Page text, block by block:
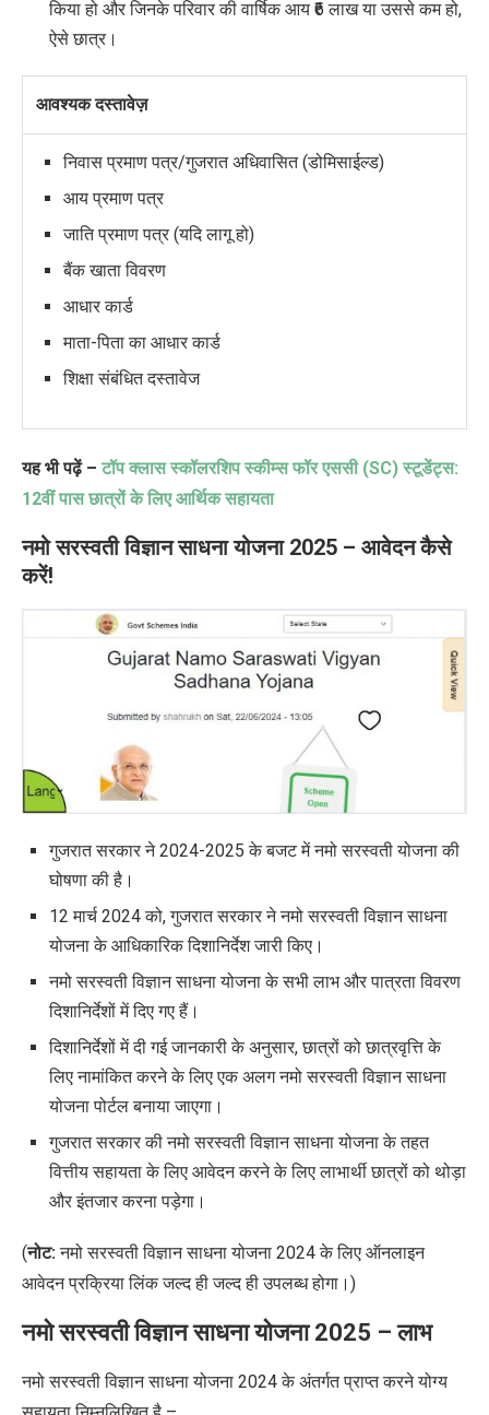
किया हो और जिनके परिवार की वार्षिक आय ₹6 लाख या उससे कम हो,
ऐसे छात्र।
आवश्यक दस्तावेज़
निवास प्रमाण पत्र/गुजरात अधिवासित (डोमिसाईल्ड)
आय प्रमाण पत्र
जाति प्रमाण पत्र (यदि लागू हो)
बैंक खाता विवरण
आधार कार्ड
माता-पिता का आधार कार्ड
शिक्षा संबंधित दस्तावेज
यह भी पढ़ें – टॉप क्लास स्कॉलरशिप स्कीम्स फॉर एससी (SC) स्टूडेंट्स:
12वीं पास छात्रों के लिए आर्थिक सहायता
नमो सरस्वती विज्ञान साधना योजना 2025 – आवेदन कैसे
करें!
गुजरात सरकार ने 2024-2025 के बजट में नमो सरस्वती योजना की
घोषणा की है।
12 मार्च 2024 को, गुजरात सरकार ने नमो सरस्वती विज्ञान साधना
योजना के आधिकारिक दिशानिर्देश जारी किए।
नमो सरस्वती विज्ञान साधना योजना के सभी लाभ और पात्रता विवरण
दिशानिर्देशों में दिए गए हैं।
दिशानिर्देशों में दी गई जानकारी के अनुसार, छात्रों को छात्रवृत्ति के
लिए नामांकित करने के लिए एक अलग नमो सरस्वती विज्ञान साधना
योजना पोर्टल बनाया जाएगा।
गुजरात सरकार की नमो सरस्वती विज्ञान साधना योजना के तहत
वित्तीय सहायता के लिए आवेदन करने के लिए लाभार्थी छात्रों को थोड़ा
और इंतजार करना पड़ेगा।
(नोट:नमो सरस्वती विज्ञान साधना योजना 2024 के लिए ऑनलाइन
आवेदनप्रक्रियालिंक जल्द हीजल्द ही उपलब्ध होगा । )
नमो सरस्वती विज्ञान साधना योजना 2025 – लाभ
नमो सरस्वती विज्ञान साधना योजना 2024 के अंतर्गत प्राप्त करने योग्य